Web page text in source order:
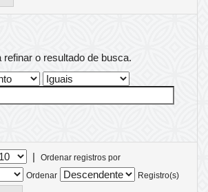
refinar o resultado de busca.
|
Ordenar registros por
Ordenar
Registro(s)